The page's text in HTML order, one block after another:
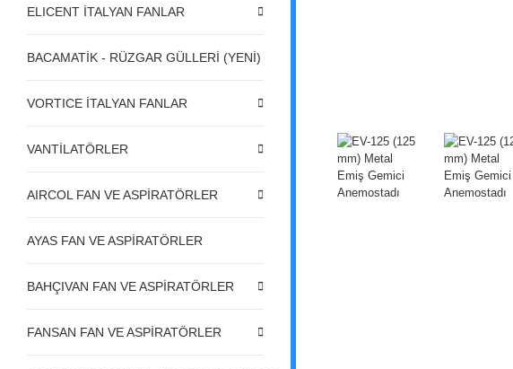
ELICENT İTALYAN FANLAR
BACAMATİK - RÜZGAR GÜLLERİ (YENİ)
VORTICE İTALYAN FANLAR
VANTİLATÖRLER
AIRCOL FAN VE ASPİRATÖRLER
AYAS FAN VE ASPİRATÖRLER
BAHÇIVAN FAN VE ASPİRATÖRLER
FANSAN FAN VE ASPİRATÖRLER